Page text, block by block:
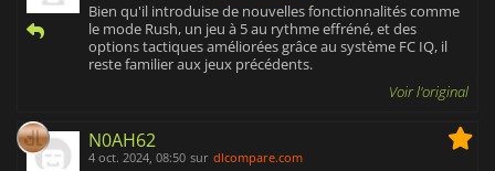
Bien qu'il introduise de nouvelles fonctionnalités comme
le mode Rush, un jeu à 5 au rythme effréné, et des
options tactiques améliorées grâce au système FC IQ, il
reste familier aux jeux précédents.
Voir l'original
N0AH62
4 oct. 2024, 08:50 sur dlcompare.com